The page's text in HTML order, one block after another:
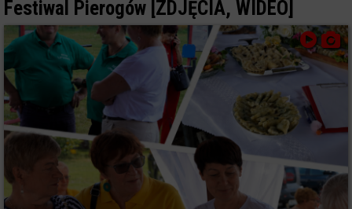
Festiwal Pierogów [ZDJĘCIA, WIDEO]